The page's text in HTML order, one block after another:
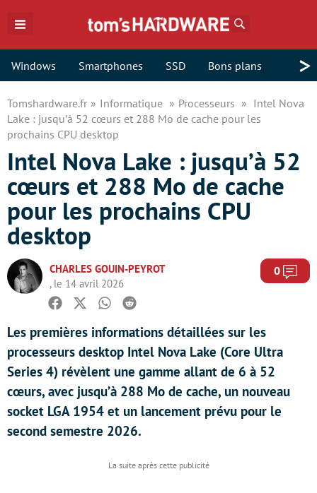
Windows Smartphones SSD Bons plans >
Tomshardware.fr Informatique Processeurs
Intel Nova
Lake : jusqu’à 52 cœurs et 288 Mo de cache pour les
prochains CPU desktop
Intel Nova Lake : jusqu’à 52
cœurs et 288 Mo de cache
pour les prochains CPU
desktop
CHARLES GOUIN-PEYROT
, le 14 avril 2026
0
Facebook
TwitterWhatsapp
Reddit
Les premières informations détaillées sur les
processeurs desktop Intel Nova Lake (Core Ultra
Series 4) révèlent une gamme allant de 6 à 52
cœurs, avec jusqu’à 288 Mo de cache, un nouveau
socket LGA 1954 et un lancement prévu pour le
second semestre 2026.